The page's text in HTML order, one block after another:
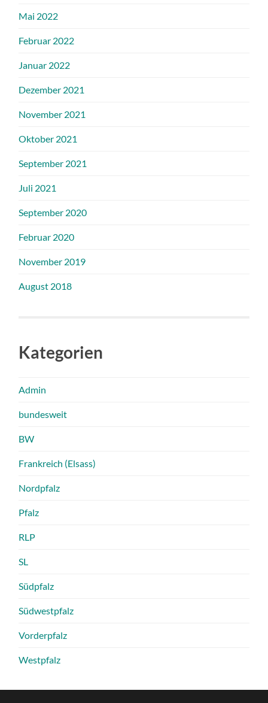
Mai 2022
Februar 2022
Januar 2022
Dezember 2021
November 2021
Oktober 2021
September 2021
Juli 2021
September 2020
Februar 2020
November 2019
August 2018
Kategorien
Admin
bundesweit
BW
Frankreich (Elsass)
Nordpfalz
Pfalz
RLP
SL
Südpfalz
Südwestpfalz
Vorderpfalz
Westpfalz